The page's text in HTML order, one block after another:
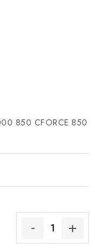
850 CFORCE 850